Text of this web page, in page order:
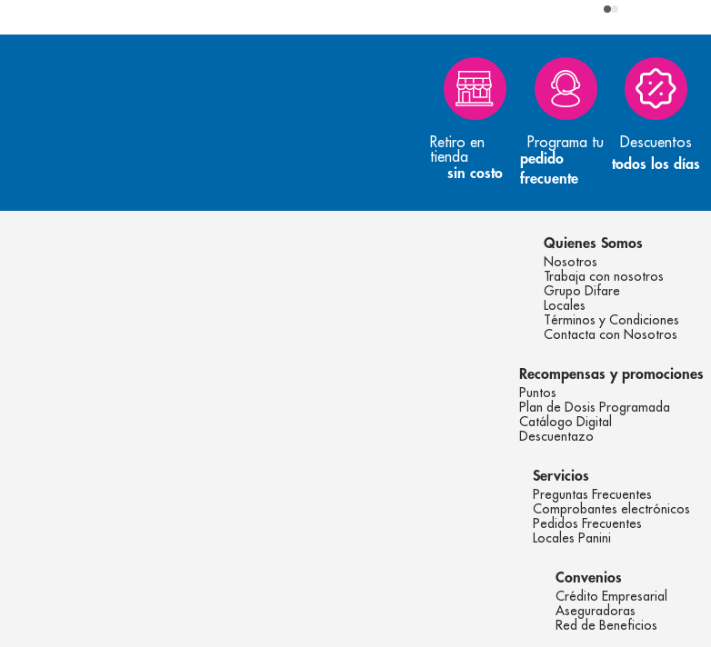
Retiro en
tienda
sin costo
Programa tu
pedido
frecuente
Descuentos
todos los días
Quienes Somos
Nosotros
Trabaja con nosotros
Grupo Difare
Locales
Términos y Condiciones
Contacta con Nosotros
Recompensas y promociones
Puntos
Plan de Dosis Programada
Catálogo Digital
Descuentazo
Servicios
Preguntas Frecuentes
Comprobantes electrónicos
Pedidos Frecuentes
Locales Panini
Convenios
Crédito Empresarial
Aseguradoras
Red de Beneficios